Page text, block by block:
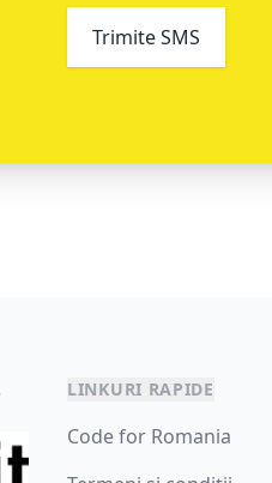
Trimite SMS
LINKURI RAPIDE
Code for Romania